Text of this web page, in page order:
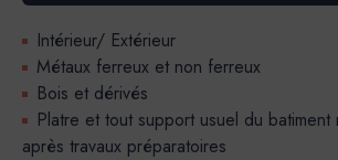
Intérieur/ Extérieur
Métaux ferreux et non ferreux
Bois et dérivés
Platre et tout support usuel du
après travaux préparatoires